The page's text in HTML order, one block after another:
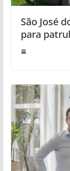
São José
para